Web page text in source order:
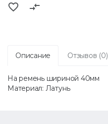
favorite_border compare_arrows
Описание Отзывов (0)
На ремень шириной 40мм
Материал: Латунь